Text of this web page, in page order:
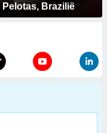
Brazilië